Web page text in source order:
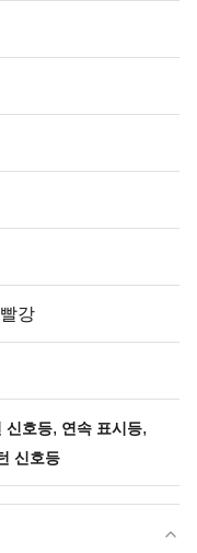
강
신호등, 연속 표시등,
신호등